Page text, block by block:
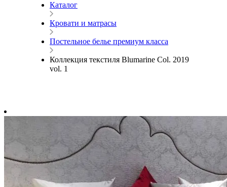
Каталог
Кровати и матрасы
Постельное белье премиум класса
Коллекция текстиля Blumarine Col. 2019
vol. 1